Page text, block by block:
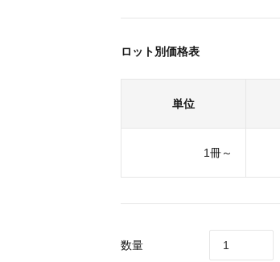
ロット別価格表
単位
1冊～
数量